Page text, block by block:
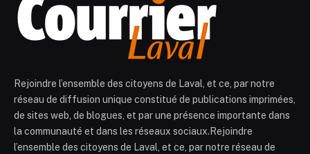
Rejoindre l’ensemble des citoyens de Laval, et ce, par notre
réseau de diffusion unique constitué de publications imprimées,
de sites web, de blogues, et par une présence importante dans
la communauté et dans les réseaux sociaux.Rejoindre
l’ensemble des citoyens de Laval, et ce, par notre réseau de